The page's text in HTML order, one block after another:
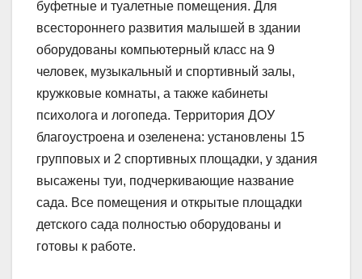
буфетные и туалетные помещения. Для
всестороннего развития малышей в здании
оборудованы компьютерный класс на 9
человек, музыкальный и спортивный залы,
кружковые комнаты, а также кабинеты
психолога и логопеда. Территория ДОУ
благоустроена и озеленена: установлены 15
групповых и 2 спортивных площадки, у здания
высажены туи, подчеркивающие название
сада. Все помещения и открытые площадки
детского сада полностью оборудованы и
готовы к работе.